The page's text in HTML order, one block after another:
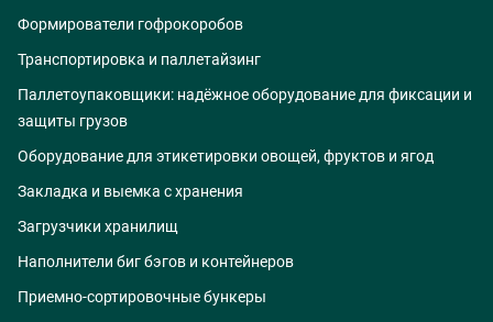
Формирователи гофрокоробов
Транспортировка и паллетайзинг
Паллетоупаковщики: надёжное оборудование для фиксации и
защиты грузов
Оборудование для этикетировки овощей, фруктов и ягод
Закладка и выемка с хранения
Загрузчики хранилищ
Наполнители биг бэгов и контейнеров
Приемно-сортировочные бункеры